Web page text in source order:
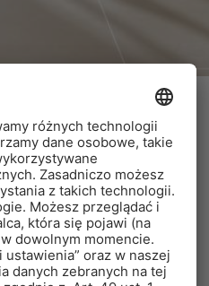
SOLOPLAN
Zaprawa samopoziomująca